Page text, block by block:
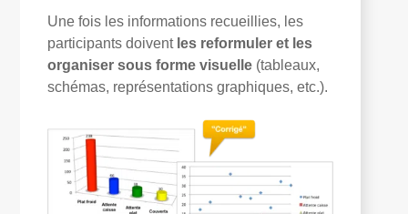
Une fois les informations recueillies, les
participants doivent les reformuler et les
organiser sous forme visuelle (tableaux,
schémas, représentations graphiques, etc.).